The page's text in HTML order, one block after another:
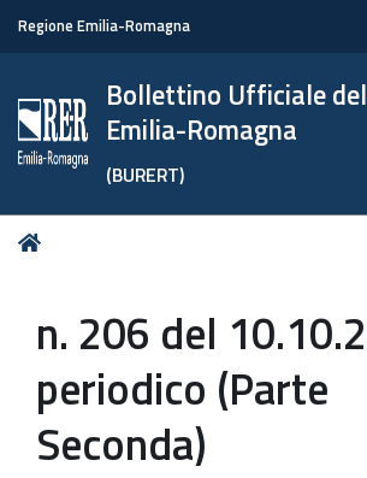
Regione Emilia-Romagna
Bollettino Ufficiale
Emilia-Romagna
(BURERT)
Tu
n. 206 del
periodico (Parte
Seconda)